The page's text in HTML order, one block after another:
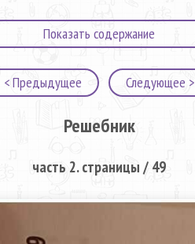
Показать содержание
< Предыдущее Следующее >
Решебник
часть 2. страницы / 49